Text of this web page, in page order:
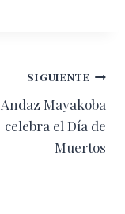
SIGUIENTE
Andaz Mayakoba
celebra el Día de
Muertos